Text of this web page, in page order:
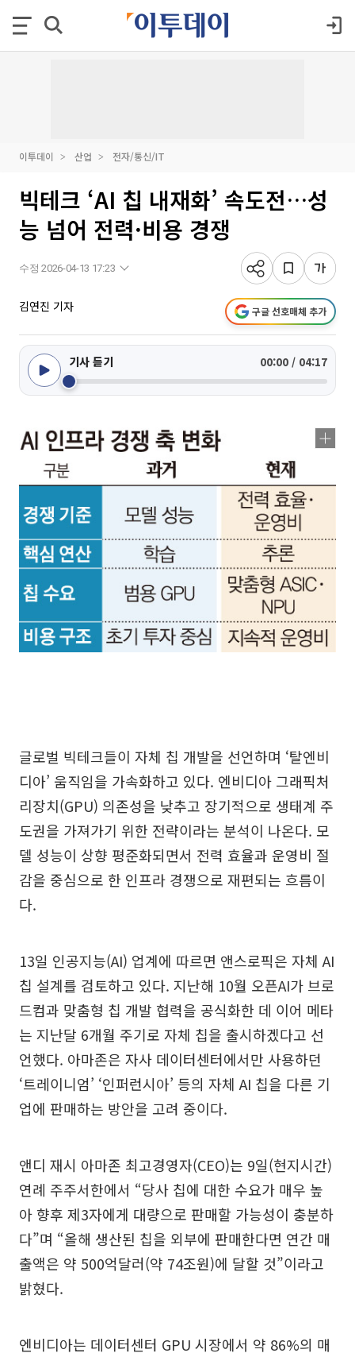
이투데이 산업 전자/통신/IT
빅테크 ‘AI 칩 내재화’ 속도전…성
능 넘어 전력·비용 경쟁
수정 2026-04-13 17:23
김연진 기자 구글 선호매체 추가
기사 듣기 00:00 / 04:17
글로벌 빅테크들이 자체 칩 개발을 선언하며 ‘탈엔비
디아’ 움직임을 가속화하고 있다. 엔비디아 그래픽처
리장치(GPU) 의존성을 낮추고 장기적으로 생태계 주
도권을 가져가기 위한 전략이라는 분석이 나온다. 모
델 성능이 상향 평준화되면서 전력 효율과 운영비 절
감을 중심으로 한 인프라 경쟁으로 재편되는 흐름이
다.
13일 인공지능(AI) 업계에 따르면 앤스로픽은 자체 AI
칩 설계를 검토하고 있다. 지난해 10월 오픈AI가 브로
드컴과 맞춤형 칩 개발 협력을 공식화한 데 이어 메타
는 지난달 6개월 주기로 자체 칩을 출시하겠다고 선
언했다. 아마존은 자사 데이터센터에서만 사용하던
‘트레이니엄’ ‘인퍼런시아’ 등의 자체 AI 칩을 다른 기
업에 판매하는 방안을 고려 중이다.
앤디 재시 아마존 최고경영자(CEO)는 9일(현지시간)
연례 주주서한에서 “당사 칩에 대한 수요가 매우 높
아 향후 제3자에게 대량으로 판매할 가능성이 충분하
다”며 “올해 생산된 칩을 외부에 판매한다면 연간 매
출액은 약 500억달러(약 74조원)에 달할 것”이라고
밝혔다.
엔비디아는 데이터센터 GPU 시장에서 약 86%의 매